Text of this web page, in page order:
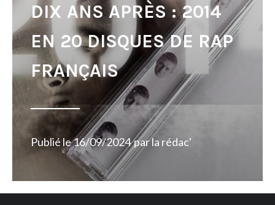
DIX ANS APRÈS : 2014
EN 20 DISQUES DE RAP
FRANÇAIS
Publié le16/09/2024 parla rédac'